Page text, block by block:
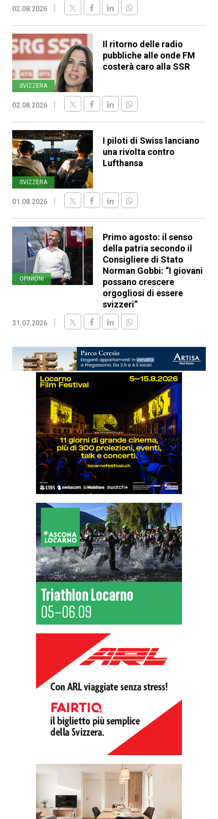
02.08.2026
SVIZZERA
Il ritorno delle radio
pubbliche alle onde FM
costerà caro alla SSR
02.08.2026
SVIZZERA
I piloti di Swiss lanciano
una rivolta contro
Lufthansa
01.08.2026
OPINIONI
Primo agosto: il senso
della patria secondo il
Consigliere di Stato
Norman Gobbi: “I giovani
possano crescere
orgogliosi di essere
svizzeri”
31.07.2026